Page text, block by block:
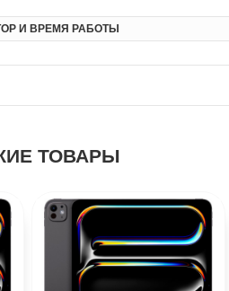
И ВРЕМЯ РАБОТЫ
ТОВАРЫ